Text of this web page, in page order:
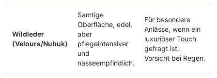
Wildleder
(Velours/Nubuk)
Samtige
Oberfläche, edel,
aber
pflegeintensiver
und
nässeempfindlich.
Für besondere
Anlässe, wenn ein
luxuriöser Touch
gefragt ist.
Vorsicht bei Regen.